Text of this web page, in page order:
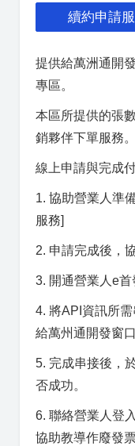
續約申請
提供給萬洲通開
專區。
本區所提供的張
銷夥伴下單服務。
線上申請與完成
1. 協助營業人準
服務]
2. 申請完成後，
3. 開通營業人e首
4. 將API資訊所
給萬州通開發窗口
5. 完成串接後，
否成功。
6. 聯絡營業人登
協助教導作廢發票